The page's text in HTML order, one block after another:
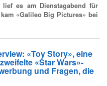
lief es am Dienstagabend für
«Galileo Big Pictures» bei
«Toy Story», eine
«Star Wars»-
und Fragen, die